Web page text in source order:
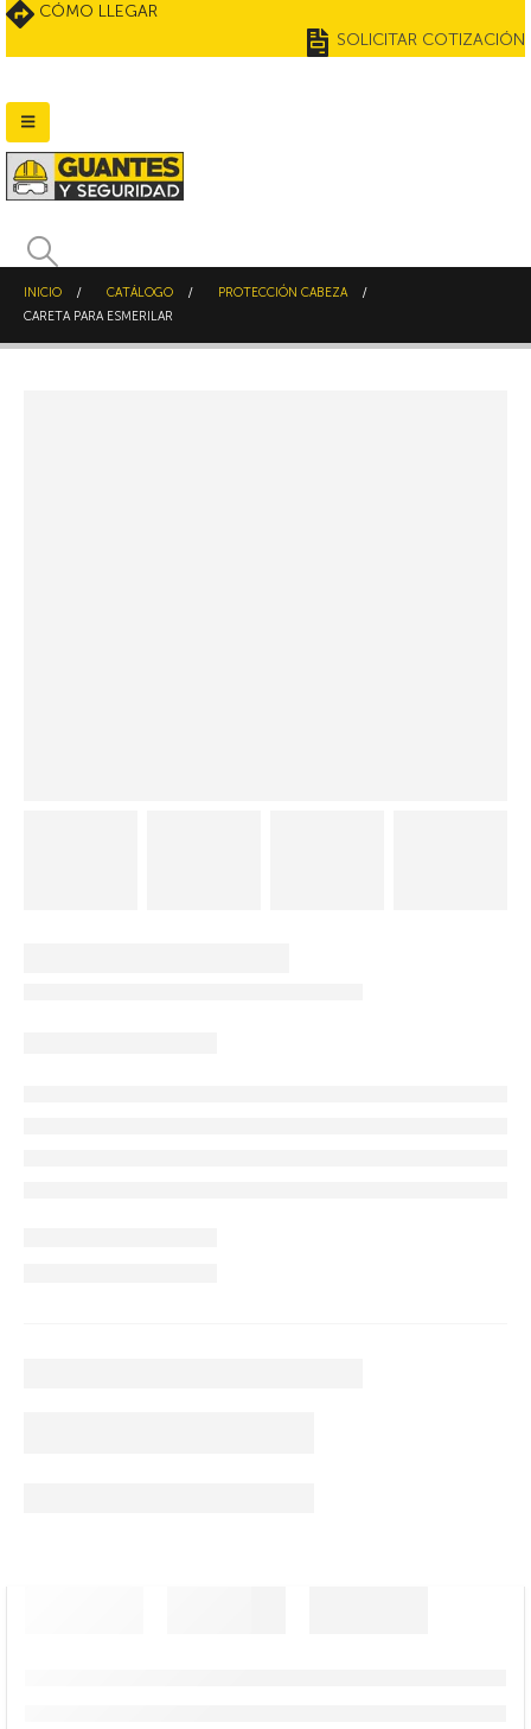
CÓMO LLEGAR
SOLICITAR COTIZACIÓN
INICIO CATÁLOGO
PROTECCIÓN CABEZA
CARETA PARA ESMERILAR